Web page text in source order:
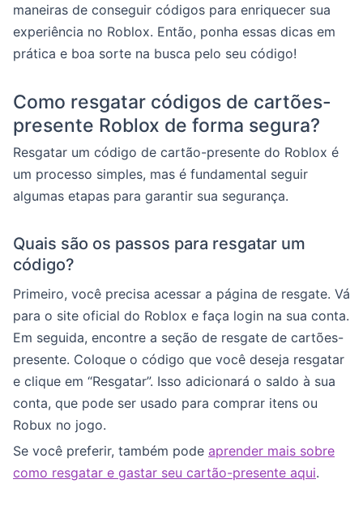
maneiras de conseguir códigos para enriquecer sua
experiência no Roblox. Então, ponha essas dicas em
prática e boa sorte na busca pelo seu código!
Como resgatar códigos de cartões-
presente Roblox de forma segura?
Resgatar um código de cartão-presente do Roblox é
um processo simples, mas é fundamental seguir
algumas etapas para garantir sua segurança.
Quais são os passos para resgatar um
código?
Primeiro, você precisa acessar a página de resgate. Vá
para o site oficial do Roblox e faça login na sua conta.
Em seguida, encontre a seção de resgate de cartões-
presente. Coloque o código que você deseja resgatar
e clique em “Resgatar”. Isso adicionará o saldo à sua
conta, que pode ser usado para comprar itens ou
Robux no jogo.
Se você preferir, também pode aprender mais sobre
como resgatar e gastar seu cartão-presente aqui.